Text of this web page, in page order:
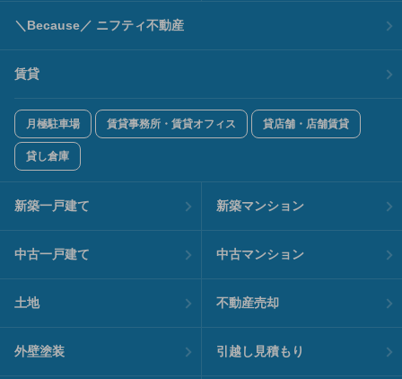
＼Because／ ニフティ不動産
賃貸
月極駐車場 賃貸事務所・賃貸オフィス 貸店舗・店舗賃貸
貸し倉庫
新築一戸建て 新築マンション
中古一戸建て 中古マンション
土地 不動産売却
外壁塗装 引越し見積もり